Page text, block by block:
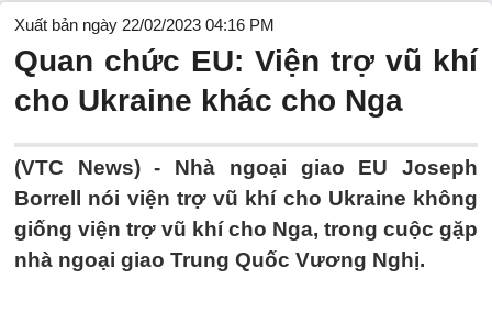
Xuất bản ngày 22/02/2023 04:16 PM
Quan chức EU: Viện trợ vũ khí
cho Ukraine khác cho Nga
(VTC News) - Nhà ngoại giao EU Joseph
Borrell nói viện trợ vũ khí cho Ukraine không
giống viện trợ vũ khí cho Nga, trong cuộc gặp
nhà ngoại giao Trung Quốc Vương Nghị.